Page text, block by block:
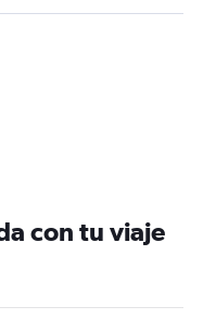
con tu viaje